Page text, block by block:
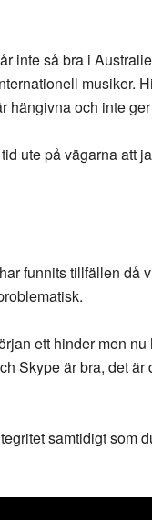
inte så bra i
musiker.
hängivna och inte
ute på vägarna att
funnits tillfällen då
ett hinder men
Skype är bra, det
samtidigt som